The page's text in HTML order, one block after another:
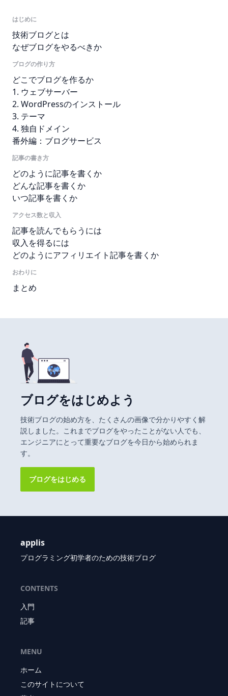
はじめに
技術ブログとは
なぜブログをやるべきか
ブログの作り方
どこでブログを作るか
1. ウェブサーバー
2. WordPressのインストール
3. テーマ
4. 独自ドメイン
番外編：ブログサービス
記事の書き方
どのように記事を書くか
どんな記事を書くか
いつ記事を書くか
アクセス数と収入
記事を読んでもらうには
収入を得るには
どのようにアフィリエイト記事を書くか
おわりに
まとめ
ブログをはじめよう
技術ブログの始め方を、たくさんの画像で分かりやすく解
説しました。これまでブログをやったことがない人でも、
エンジニアにとって重要なブログを今日から始められま
す。
ブログをはじめる
applis
プログラミング初学者のための技術ブログ
CONTENTS
入門
記事
MENU
ホーム
このサイトについて